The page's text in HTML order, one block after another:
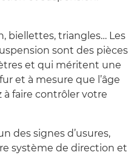
biellettes, triangles… Les
sont des pièces
et qui méritent une
et à mesure que l’âge
à faire contrôler votre
des signes d’usures,
système de direction et